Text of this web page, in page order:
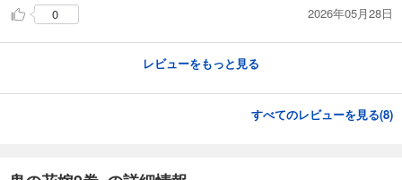
0
2026年05月28日
レビューをもっと見る
すべてのレビューを見る(8)